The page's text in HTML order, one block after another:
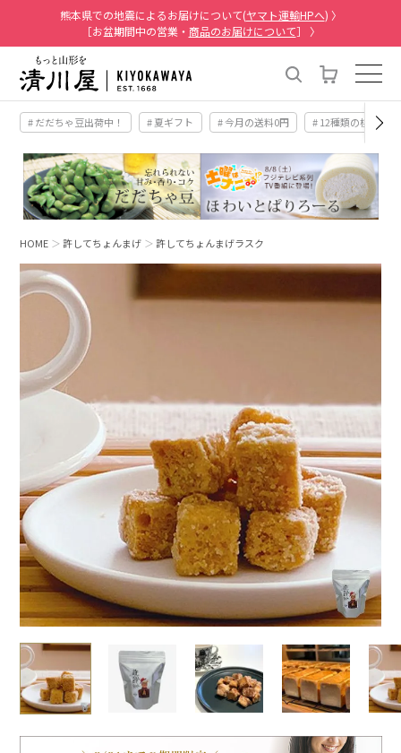
熊本県での地震によるお届けについて(ヤマト運輸HPへ) 〉
［お盆期間中の営業・ 商品のお届けについて］ 〉
# だだちゃ豆出荷中！ # 夏ギフト # 今月の送料0円 # 12種類の桃
HOME 許してちょんまげ 許してちょんまげラスク